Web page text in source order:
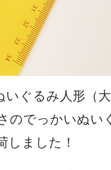
ぐるみ人形（
のでっかいぬい
しました！